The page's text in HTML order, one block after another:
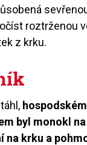
roztrženou
z krku.
byl monokl
na krku a